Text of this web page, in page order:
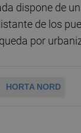
dispone de
de los
por
HORTA NORD